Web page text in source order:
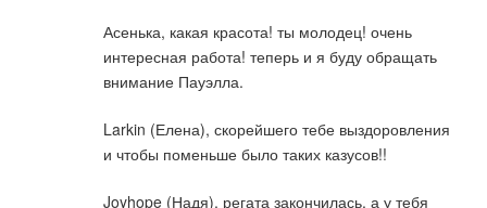
Асенька, какая красота! ты молодец! очень
интересная работа! теперь и я буду обращать
внимание Пауэлла.
Larkin (Елена), скорейшего тебе выздоровления
и чтобы поменьше было таких казусов!!
Joyhope (Надя), регата закончилась, а у тебя